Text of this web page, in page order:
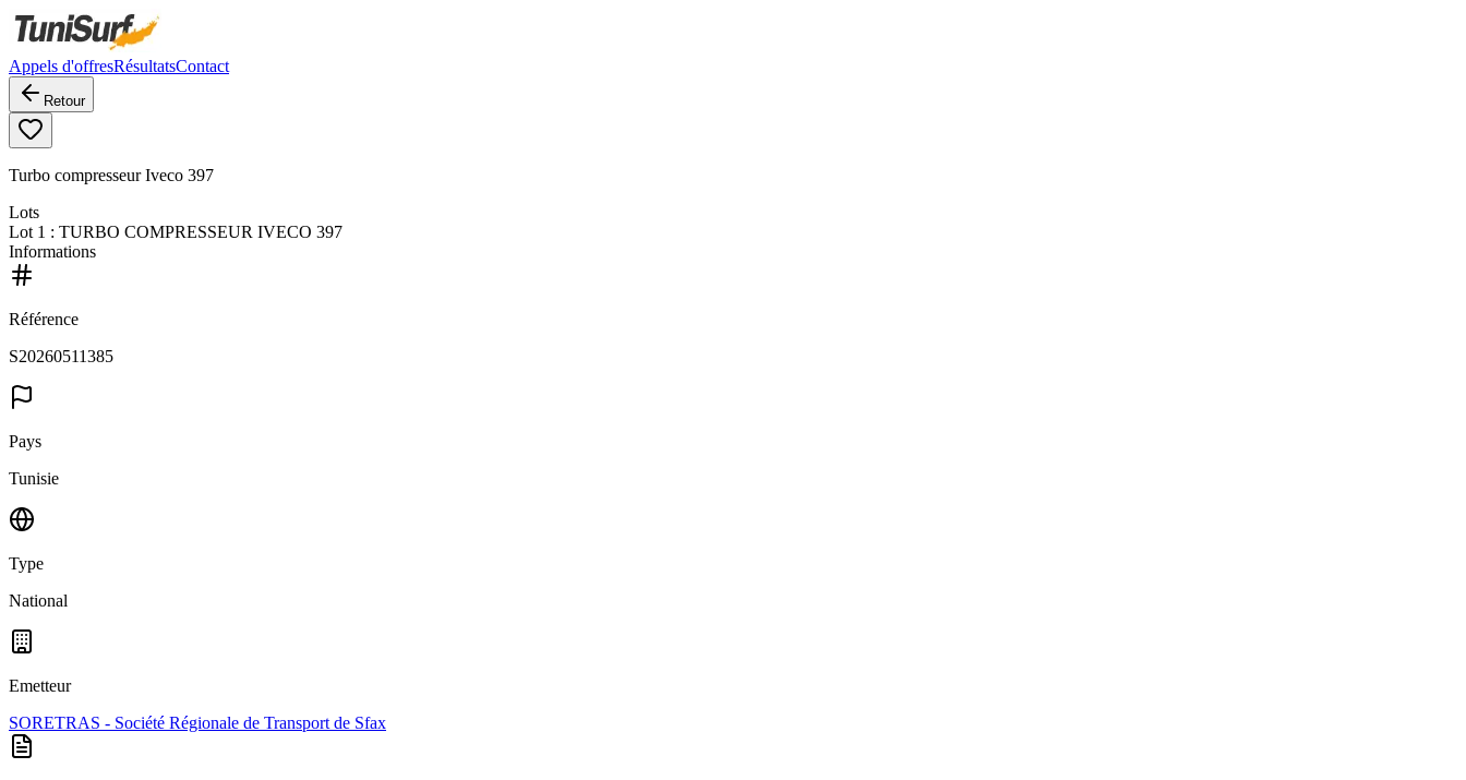
Appels d'offresRésultatsContact
Retour
Turbo compresseur Iveco 397
Lots
Lot 1 : TURBO COMPRESSEUR IVECO 397
Informations
Référence
S20260511385
Pays
Tunisie
Type
National
Emetteur
SORETRAS - Société Régionale de Transport de Sfax